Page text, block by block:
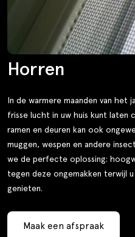
Horren
In de warmere maanden van het
frisse lucht in uw huis kunt laten
ramen en deuren kan ook
muggen, wespen en andere
we de perfecte oplossing:
tegen deze ongemakken terwijl
genieten.
Maak een afspraak